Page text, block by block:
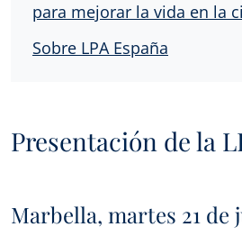
para mejorar la vida en la
Sobre LPA España
Presentación de la
Marbella, martes 21 de